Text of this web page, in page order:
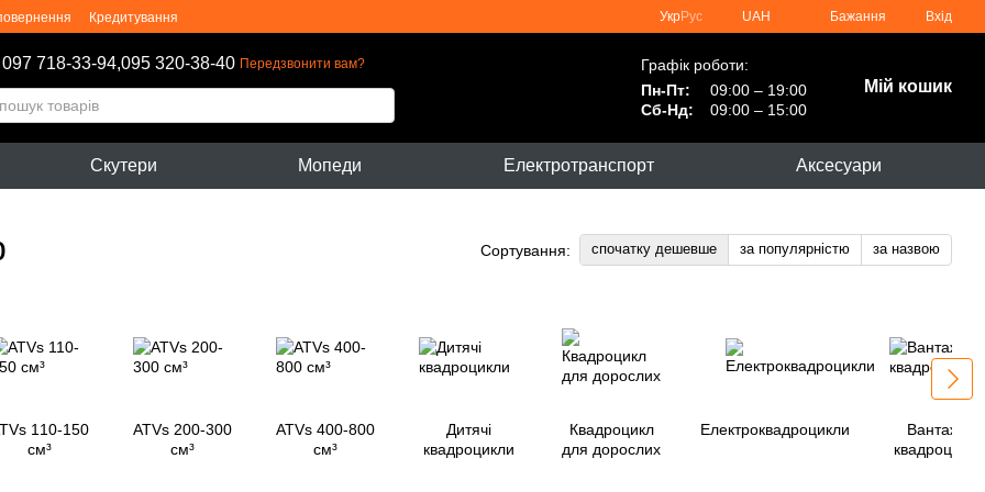
Кредитування
УкрРус UAH Бажання Вхід
097 718-33-94,095 320-38-40 Передзвонити вам?
Графік роботи:
Пн-Пт:
09:00 – 19:00
Сб-Нд:
09:00 – 15:00
Мій кошик
Скутери Мопеди Електротранспорт Аксесуари
Сортування: спочатку дешевше за популярністю за назвою
110-150
см³
ATVs 200-300
см³
ATVs 400-800
см³
Дитячі
квадроцикли
Квадроцикл
для дорослих
Електроквадроцикли
Вантажні
квадроцикли